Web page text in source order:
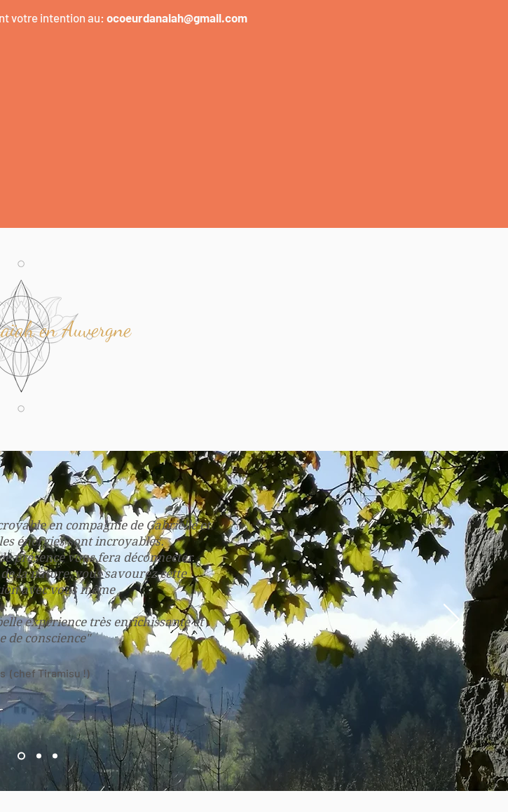
votre intention au: ocoeurdanaiah@gmail.com
en Auvergne
en compagnie de Gabrielle et
énergies sont incroyables.
présence vous fera déconnecter
la nature, vous savourez cette
avec vous même
expérience très enrichissante et
de conscience"
(chef Tiramisu !)